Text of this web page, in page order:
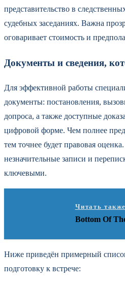
представительство в
судебных заседаниях. Важна
оговаривает стоимость и
Документы и сведения,
Для эффективной работы
документы: постановления,
допроса, а также доступные
цифровой форме. Чем полнее
тем точнее будет правовая
незначительные записи и
ключевыми.
Читать
Bottom Of
Ниже приведён примерный
подготовку к встрече: